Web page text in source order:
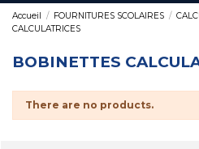
Accueil FOURNITURES SCOLAIRES
CALCULATRICES
BOBINETTES
There are no products.